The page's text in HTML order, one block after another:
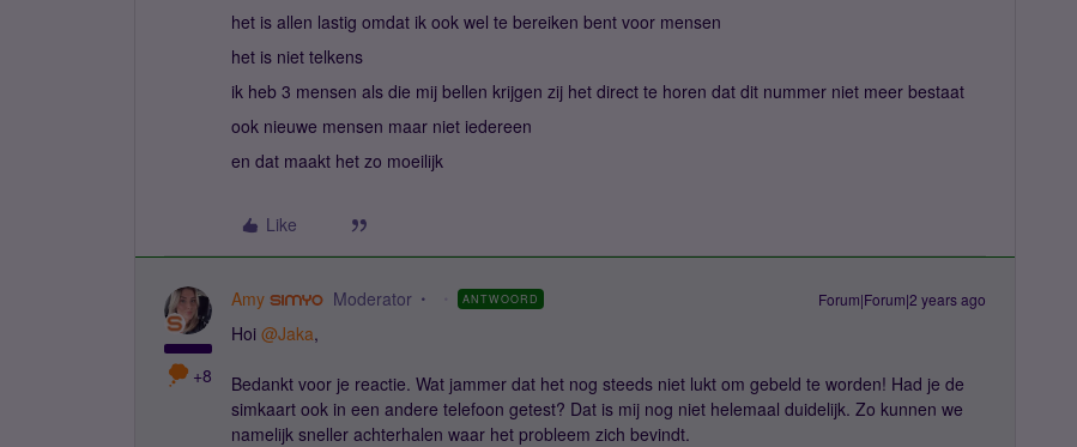
het is allen lastig omdat ik ook wel te bereiken bent voor mensen
het is niet telkens
ik heb 3 mensen als die mij bellen krijgen zij het direct te horen dat dit nummer niet meer bestaat
ook nieuwe mensen maar niet iedereen
en dat maakt het zo moeilijk
Like
+8
Amy Moderator ANTWOORD Forum|Forum|2 years ago
Hoi @Jaka,
Bedankt voor je reactie. Wat jammer dat het nog steeds niet lukt om gebeld te worden! Had je de
simkaart ook in een andere telefoon getest? Dat is mij nog niet helemaal duidelijk. Zo kunnen we
namelijk sneller achterhalen waar het probleem zich bevindt.